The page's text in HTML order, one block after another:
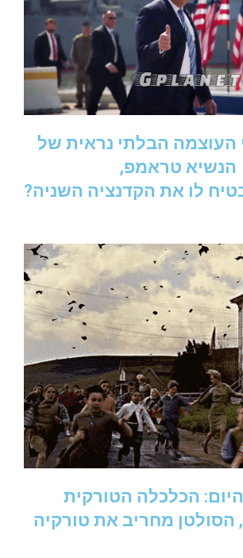
העוצמה הבלתי נראית של
הנשיא טראמפ,
לו את הקדנציה השניה?
הכלכלה הטורקית
מחריב את טורקיה